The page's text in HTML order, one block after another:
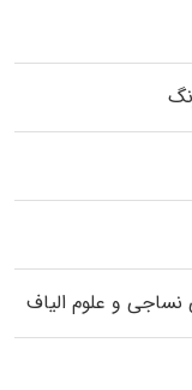
و علوم الیاف